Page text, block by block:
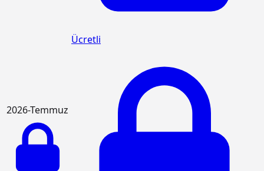
Ücretli
2026-Temmuz